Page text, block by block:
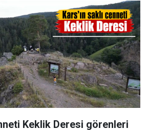
Keklik Deresi görenleri